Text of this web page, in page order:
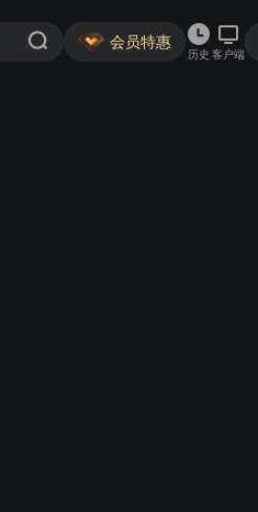
会员特惠
历史 客户端